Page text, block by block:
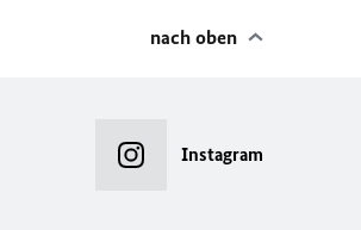
nach oben
Instagram